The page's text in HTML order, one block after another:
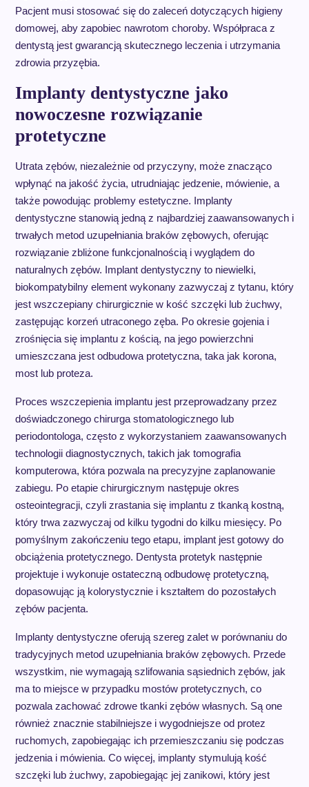
Pacjent musi stosować się do zaleceń dotyczących higieny
domowej, aby zapobiec nawrotom choroby. Współpraca z
dentystą jest gwarancją skutecznego leczenia i utrzymania
zdrowia przyzębia.
Implanty dentystyczne jako
nowoczesne rozwiązanie
protetyczne
Utrata zębów, niezależnie od przyczyny, może znacząco
wpłynąć na jakość życia, utrudniając jedzenie, mówienie, a
także powodując problemy estetyczne. Implanty
dentystyczne stanowią jedną z najbardziej zaawansowanych i
trwałych metod uzupełniania braków zębowych, oferując
rozwiązanie zbliżone funkcjonalnością i wyglądem do
naturalnych zębów. Implant dentystyczny to niewielki,
biokompatybilny element wykonany zazwyczaj z tytanu, który
jest wszczepiany chirurgicznie w kość szczęki lub żuchwy,
zastępując korzeń utraconego zęba. Po okresie gojenia i
zrośnięcia się implantu z kością, na jego powierzchni
umieszczana jest odbudowa protetyczna, taka jak korona,
most lub proteza.
Proces wszczepienia implantu jest przeprowadzany przez
doświadczonego chirurga stomatologicznego lub
periodontologa, często z wykorzystaniem zaawansowanych
technologii diagnostycznych, takich jak tomografia
komputerowa, która pozwala na precyzyjne zaplanowanie
zabiegu. Po etapie chirurgicznym następuje okres
osteointegracji, czyli zrastania się implantu z tkanką kostną,
który trwa zazwyczaj od kilku tygodni do kilku miesięcy. Po
pomyślnym zakończeniu tego etapu, implant jest gotowy do
obciążenia protetycznego. Dentysta protetyk następnie
projektuje i wykonuje ostateczną odbudowę protetyczną,
dopasowując ją kolorystycznie i kształtem do pozostałych
zębów pacjenta.
Implanty dentystyczne oferują szereg zalet w porównaniu do
tradycyjnych metod uzupełniania braków zębowych. Przede
wszystkim, nie wymagają szlifowania sąsiednich zębów, jak
ma to miejsce w przypadku mostów protetycznych, co
pozwala zachować zdrowe tkanki zębów własnych. Są one
również znacznie stabilniejsze i wygodniejsze od protez
ruchomych, zapobiegając ich przemieszczaniu się podczas
jedzenia i mówienia. Co więcej, implanty stymulują kość
szczęki lub żuchwy, zapobiegając jej zanikowi, który jest